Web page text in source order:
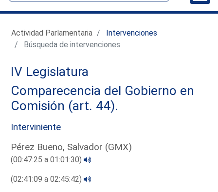
Actividad Parlamentaria
Intervenciones
Búsqueda de intervenciones
IV Legislatura
Comparecencia del Gobierno en
Comisión (art. 44).
Interviniente
Pérez Bueno, Salvador (GMX)
(00:47:25 a 01:01:30)
(02:41:09 a 02:45:42)